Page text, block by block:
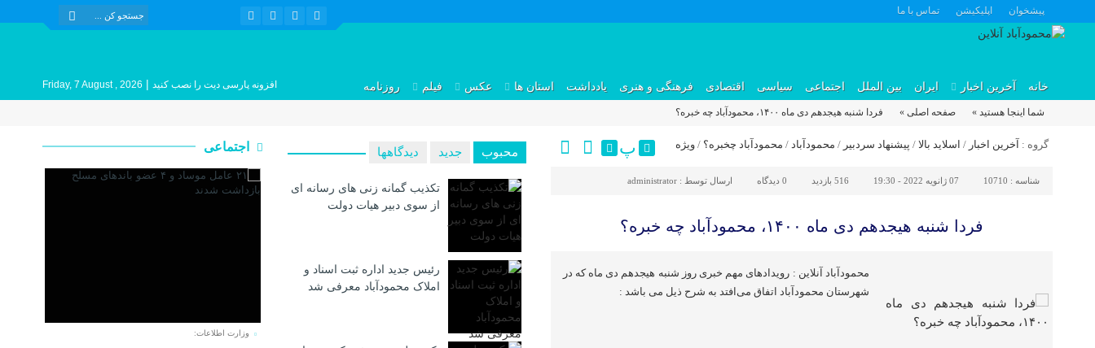
پیشخوان اپلیکیشن تماس با ما
خانه آخرین اخبار ایران بین الملل اجتماعی سیاسی اقتصادی فرهنگی و هنری یادداشت استان ها عکس فیلم روزنامه افزونه پارسی دیت را نصب کنید |
Friday, 7 August , 2026
شما اینجا هستید » صفحه اصلی » فردا شنبه هیجدهم دی ماه ۱۴۰۰، محمودآباد چه خبره؟
گروه : آخرین اخبار / اسلاید بالا / پیشنهاد سردبیر / محمودآباد / محمودآباد چخبره؟ / ویژه پ
شناسه : 10710 07 ژانویه 2022 - 19:30 516 بازدید 0 دیدگاه ارسال توسط : administrator
فردا شنبه هیجدهم دی ماه ۱۴۰۰، محمودآباد چه خبره؟
محمودآباد آنلاین : رویدادهای مهم خبری روز شنبه هیجدهم دی ماه که در
شهرستان محمودآباد اتفاق می‌افتد به شرح ذیل می باشد :
محبوب جدید دیدگاهها
تکذیب گمانه زنی های رسانه ای
از سوی دبیر هیات دولت
رئیس جدید اداره ثبت اسناد و
املاک محمودآباد معرفی شد
اجتماعی
وزارت اطلاعات: